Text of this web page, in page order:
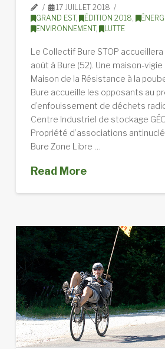
17 JUILLET 2018
GRAND EST, ÉDITION 2018,
ENVIRONNEMENT, LUTTE
Le Collectif Bure STOP accueillera
août à Bure (52). Une maison-
Maison de la Résistance à la
Bure accueille les opposants au
d’enfouissement de déchets
Centre Industriel de stockage
Propriété d’associations
Bure Zone Libre …
Read More